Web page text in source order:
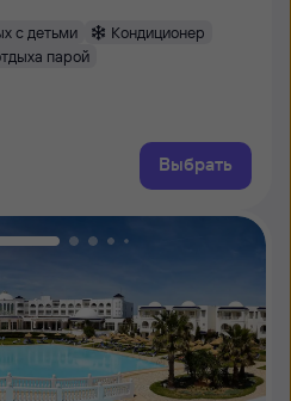
с детьми
Кондиционер
парой
Выбрать